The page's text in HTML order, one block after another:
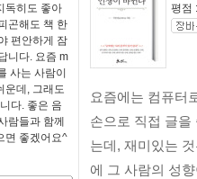
독히도 좋아
곤해도 책 한
편안하게 잠
니다. 요즘 m
사는 사람이
운데, 그래도
다. 좋은 음
람들과 함께
면 좋겠어요^
평점 :
요즘에는 컴퓨터
손으로 직접 글을
는데, 재미있는
에 그 사람의 성